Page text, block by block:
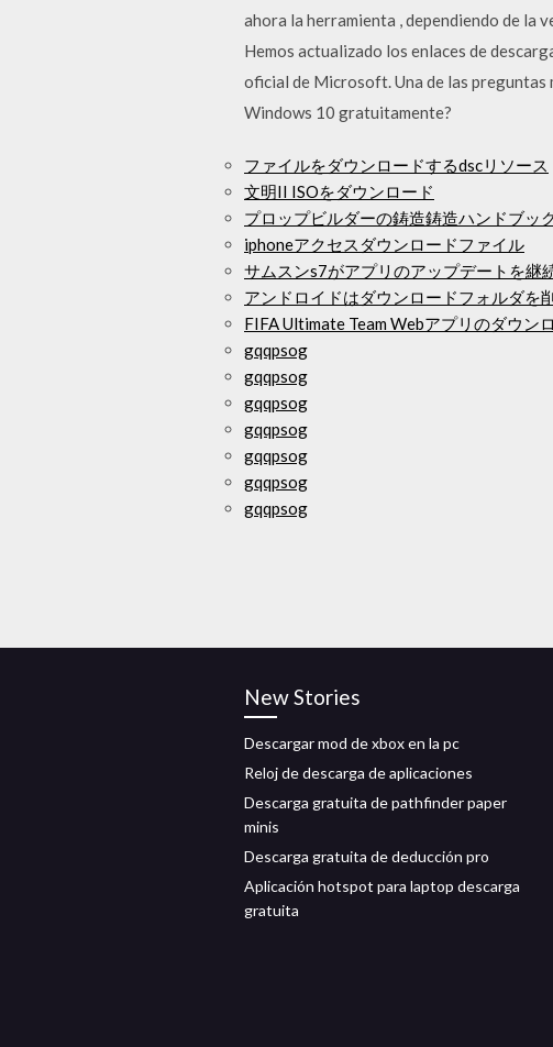
ahora la herramienta , dependiendo de la
Hemos actualizado los enlaces de
oficial de Microsoft. Una de las preguntas
Windows 10 gratuitamente?
ファイルをダウンロードするdscリソース
文明II ISOをダウンロード
プロップビルダーの鋳造鋳造ハンドブッ
iphoneアクセスダウンロードファイル
サムスンs7がアプリのアップデートを継
アンドロイドはダウンロードフォルダを
FIFA Ultimate Team Webアプリのダウン
gqqpsog
gqqpsog
gqqpsog
gqqpsog
gqqpsog
gqqpsog
gqqpsog
New Stories
Descargar mod de xbox en la pc
Reloj de descarga de aplicaciones
Descarga gratuita de pathfinder paper
minis
Descarga gratuita de deducción pro
Aplicación hotspot para laptop descarga
gratuita